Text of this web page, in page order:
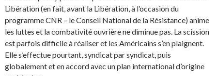
Libération (en fait, avant la Libération, à l’occasion du
programme CNR – le Conseil National de la Résistance) anime
les luttes et la combativité ouvrière ne diminue pas. La scission
est parfois difficile à réaliser et les Américains s’en plaignent.
Elle s’effectue pourtant, syndicat par syndicat, puis
globalement et en accord avec un plan international d’origine